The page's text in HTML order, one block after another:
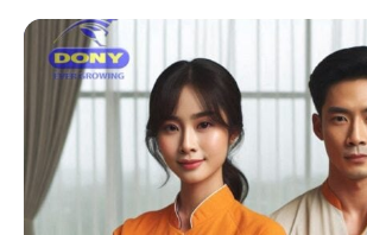
Giới thiệu Đồng phục Spa
vạt chéo
Đồng phục spa S06 là mẫu trang
theo phong cách truyền thống Nhật
ngoài thanh lịch, kín đáo và đầy ấn